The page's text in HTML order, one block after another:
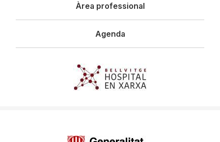
Àrea professional
Agenda